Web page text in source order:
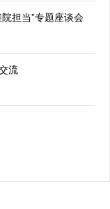
担当”专题座谈会
流